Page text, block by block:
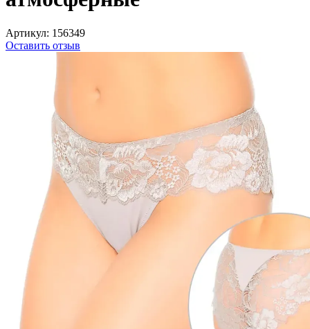
Артикул: 156349
Оставить отзыв